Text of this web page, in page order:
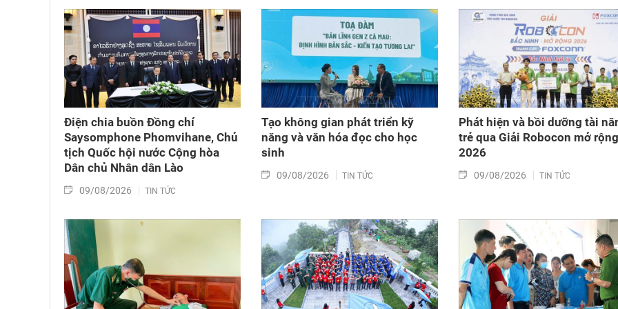
Điện chia buồn Đồng chí
Saysomphone Phomvihane, Chủ
tịch Quốc hội nước Cộng hòa
Dân chủ Nhân dân Lào
09/08/2026 TIN TỨC
Tạo không gian phát triển kỹ
năng và văn hóa đọc cho học
sinh
09/08/2026 TIN TỨC
Phát hiện và bồi dưỡng tài
trẻ qua Giải Robocon mở rộng
2026
09/08/2026 TIN TỨC